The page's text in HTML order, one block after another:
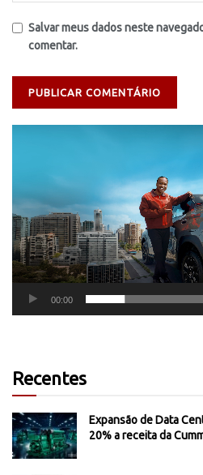
Salvar meus dados neste
comentar.
00:00
Recentes
Expansão de Data
20% a receita da